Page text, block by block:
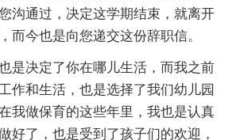
沟通过，决定这学期结束，就离开
而今也是向您递交这份辞职信。
决定了你在哪儿生活，而我之前
作和生活，也是选择了我们幼儿园
我做保育的这些年里，我也是认真
好了，也是受到了孩子们的欢迎，